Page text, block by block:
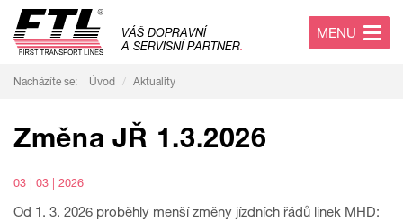
MENU
VÁŠ DOPRAVNÍ
A SERVISNÍ PARTNER.
Nacházíte se: Úvod Aktuality
Změna JŘ 1.3.2026
03 | 03 | 2026
Od 1. 3. 2026 proběhly menší změny jízdních řádů linek MHD: